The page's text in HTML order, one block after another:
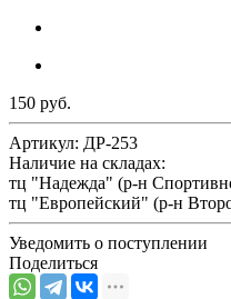
150 руб.
Артикул: ДР-253
Наличие на складах:
тц "Надежда" (р-н
тц "Европейский" (р-н
Уведомить о поступлении
Поделиться